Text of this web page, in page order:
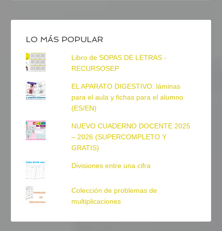
LO MÁS POPULAR
Libro de SOPAS DE LETRAS -
RECURSOSEP
EL APARATO DIGESTIVO: láminas
para el aula y fichas para el alumno
(ES/EN)
NUEVO CUADERNO DOCENTE 2025
– 2026 (SUPERCOMPLETO Y
GRATIS)
Divisiones entre una cifra
Colección de problemas de
multiplicaciones